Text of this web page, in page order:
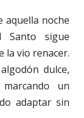
aquella noche
sigue
la vio renacer.
dulce,
un
adaptar sin